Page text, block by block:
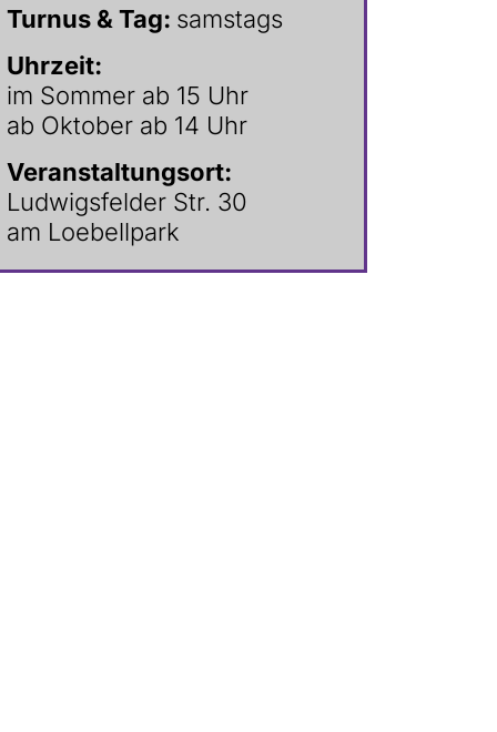
Turnus & Tag: samstags
Uhrzeit:
im Sommer ab 15 Uhr
ab Oktober ab 14 Uhr
Veranstaltungsort:
Ludwigsfelder Str. 30
am Loebellpark